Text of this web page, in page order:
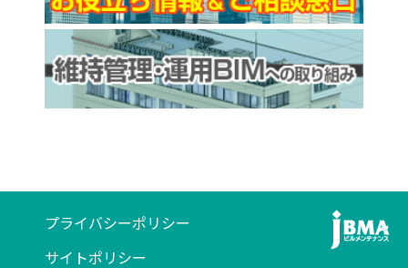
プライバシーポリシー
サイトポリシー